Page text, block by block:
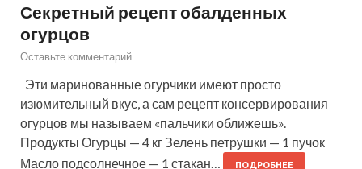
Секретный рецепт обалденных
огурцов
Оставьте комментарий
Эти маринованные огурчики имеют просто
изюмительный вкус, а сам рецепт консервирования
огурцов мы называем «пальчики оближешь».
Продукты Огурцы — 4 кг Зелень петрушки — 1 пучок
Масло подсолнечное — 1 стакан…
ПОДРОБНЕЕ